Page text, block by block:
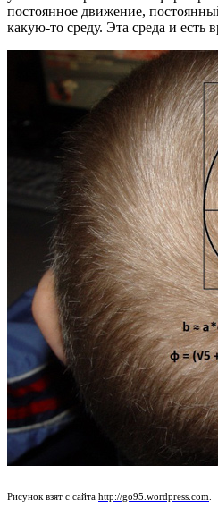
постоянное движение,
какую-то среду. Эта среда и есть
Рисунок взят с сайта http://go95.wordpress.com